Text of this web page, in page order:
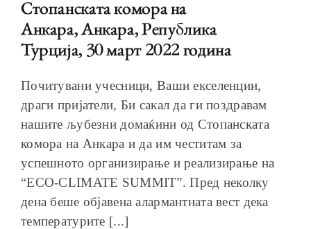
Стопанската комора на
Анкара, Анкара, Република
Турција, 30 март 2022 година
Почитувани учесници, Ваши екселенции,
драги пријатели, Би сакал да ги поздравам
нашите љубезни домаќини од Стопанската
комора на Анкара и да им честитам за
успешното организирање и реализирање на
“ECO-CLIMATE SUMMIT”. Пред неколку
дена беше објавена алармантната вест дека
температурите [...]